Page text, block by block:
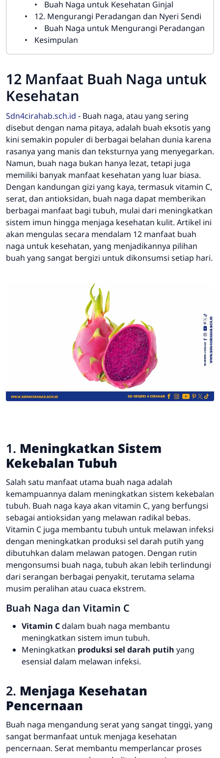
Buah Naga untuk Kesehatan Ginjal
12. Mengurangi Peradangan dan Nyeri Sendi
Buah Naga untuk Mengurangi Peradangan
Kesimpulan
12 Manfaat Buah Naga untuk
Kesehatan
Sdn4cirahab.sch.id - Buah naga, atau yang sering
disebut dengan nama pitaya, adalah buah eksotis yang
kini semakin populer di berbagai belahan dunia karena
rasanya yang manis dan teksturnya yang menyegarkan.
Namun, buah naga bukan hanya lezat, tetapi juga
memiliki banyak manfaat kesehatan yang luar biasa.
Dengan kandungan gizi yang kaya, termasuk vitamin C,
serat, dan antioksidan, buah naga dapat memberikan
berbagai manfaat bagi tubuh, mulai dari meningkatkan
sistem imun hingga menjaga kesehatan kulit. Artikel ini
akan mengulas secara mendalam 12 manfaat buah
naga untuk kesehatan, yang menjadikannya pilihan
buah yang sangat bergizi untuk dikonsumsi setiap hari.
1. Meningkatkan Sistem
Kekebalan Tubuh
Salah satu manfaat utama buah naga adalah
kemampuannya dalam meningkatkan sistem kekebalan
tubuh. Buah naga kaya akan vitamin C, yang berfungsi
sebagai antioksidan yang melawan radikal bebas.
Vitamin C juga membantu tubuh untuk melawan infeksi
dengan meningkatkan produksi sel darah putih yang
dibutuhkan dalam melawan patogen. Dengan rutin
mengonsumsi buah naga, tubuh akan lebih terlindungi
dari serangan berbagai penyakit, terutama selama
musim peralihan atau cuaca ekstrem.
Buah Naga dan Vitamin C
Vitamin Cdalam buah naga membantu
meningkatkan sistem imun tubuh.
Meningkatkan produksi sel darah putih yang
esensial dalam melawan infeksi.
2. Menjaga Kesehatan
Pencernaan
Buah naga mengandung serat yang sangat tinggi, yang
sangat bermanfaat untuk menjaga kesehatan
pencernaan. Serat membantu memperlancar proses